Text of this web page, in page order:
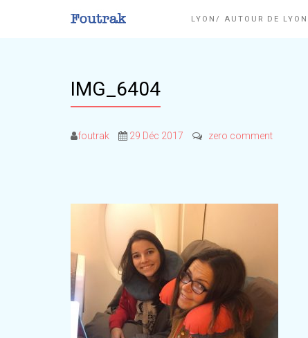
LYON/ AUTOUR DE LYON
IMG_6404
foutrak 29 Déc 2017 zero comment